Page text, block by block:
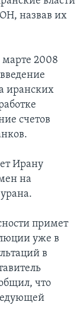
назвав их
марте 2008
иранских
счетов
Ирану
на
примет
уже в
в
что